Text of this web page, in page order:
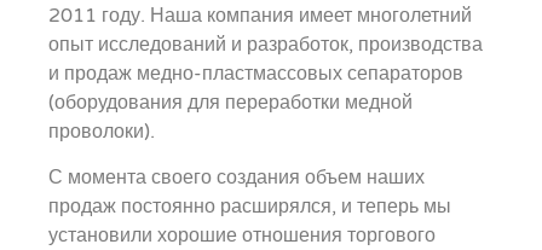
2011 году. Наша компания имеет многолетний
опыт исследований и разработок, производства
и продаж медно-пластмассовых сепараторов
(оборудования для переработки медной
проволоки).
С момента своего создания объем наших
продаж постоянно расширялся, и теперь мы
установили хорошие отношения торгового